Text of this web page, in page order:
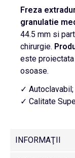
Freza
granulatie
44.5 mm si
chirurgie.
este
osoase.
✓ Autoclavabil;
✓ Calitate
INFORMAŢII